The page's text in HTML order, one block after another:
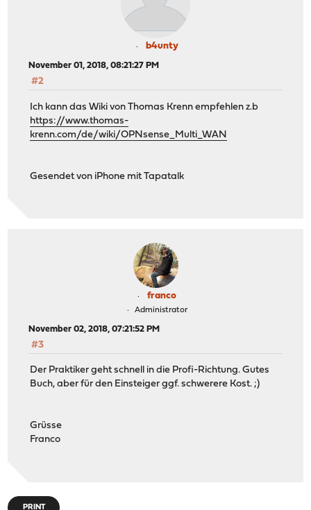
b4unty
November 01, 2018, 08:21:27 PM
#2
Ich kann das Wiki von Thomas Krenn empfehlen z.b
https://www.thomas-
krenn.com/de/wiki/OPNsense_Multi_WAN
Gesendet von iPhone mit Tapatalk
franco
Administrator
November 02, 2018, 07:21:52 PM
#3
Der Praktiker geht schnell in die Profi-Richtung. Gutes
Buch, aber für den Einsteiger ggf. schwerere Kost. ;)
Grüsse
Franco
PRINT